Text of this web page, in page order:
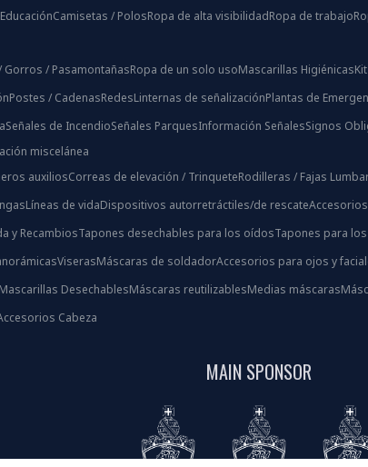
Camisetas / PolosRopa de alta visibilidadRopa de trabajo
Gorros / PasamontañasRopa de un solo usoMascarillas Higiénicas
Postes / CadenasRedesLinternas de señalizaciónPlantas de
Señales de IncendioSeñales ParquesInformación SeñalesSignos
miscelánea
auxiliosCorreas de elevación / TrinqueteRodilleras / Fajas
Líneas de vidaDispositivos autorretráctiles/de rescate
y RecambiosTapones desechables para los oídosTapones para
ViserasMáscaras de soldadorAccesorios para ojos y
Mascarillas DesechablesMáscaras reutilizablesMedias máscaras
Cabeza
MAIN SPONSOR